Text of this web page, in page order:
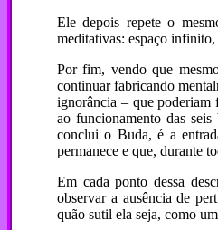
Ele depois repete o
meditativas: espaço
Por fim, vendo que
continuar fabricando
ignorância – que poderiam
ao funcionamento das
conclui o Buda, é a
permanece e que, durante
Em cada ponto dessa
observar a ausência de
quão sutil ela seja, como